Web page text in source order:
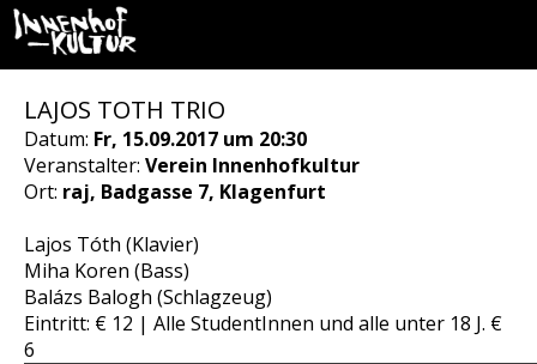
LAJOS TOTH TRIO
Datum: Fr, 15.09.2017 um 20:30
Veranstalter: Verein Innenhofkultur
Ort: raj, Badgasse 7, Klagenfurt
Lajos Tóth (Klavier)
Miha Koren (Bass)
Balázs Balogh (Schlagzeug)
Eintritt: € 12 | Alle StudentInnen und alle unter 18 J. €
6